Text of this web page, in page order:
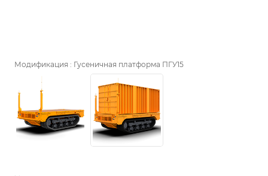
Модификация : Гусеничная платформа ПГУ15